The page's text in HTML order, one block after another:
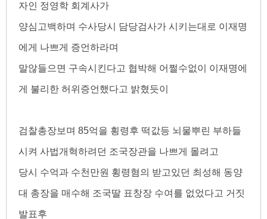
자인 정영학 회계사가
양심고백하며 수사당시 담당검사가 시키는대로 이재명
에게 나쁘게 증언하라며
말않들으면 구속시킨다고 협박해 어쩔수없이 이재명에
게 불리한 허위증언했다고 밝혔듯이
검찰총장보며 85억을 횡령후 떡값등 뇌물뿌린 부하들
시켜 사법개혁하려던 조국장관을 나쁘게 몰려고
당시 수억과 수천만원 횡령혐의 받고있던 최성해 동양
대 총장을 매수해 조국딸 표창장 수여를 없었다고 거짓
발표후